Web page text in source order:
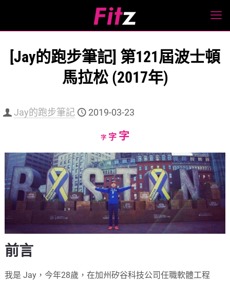
[Jay的跑步筆記] 第121屆波士頓
馬拉松 (2017年)
Jay的跑步筆記 2019-03-23
字Decrease
size.
字Reset
size.
字Increase
size.
前言
我是 Jay，今年28歲，在加州矽谷科技公司任職軟體工程